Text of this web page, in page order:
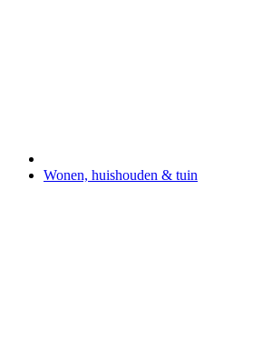
Wonen, huishouden & tuin